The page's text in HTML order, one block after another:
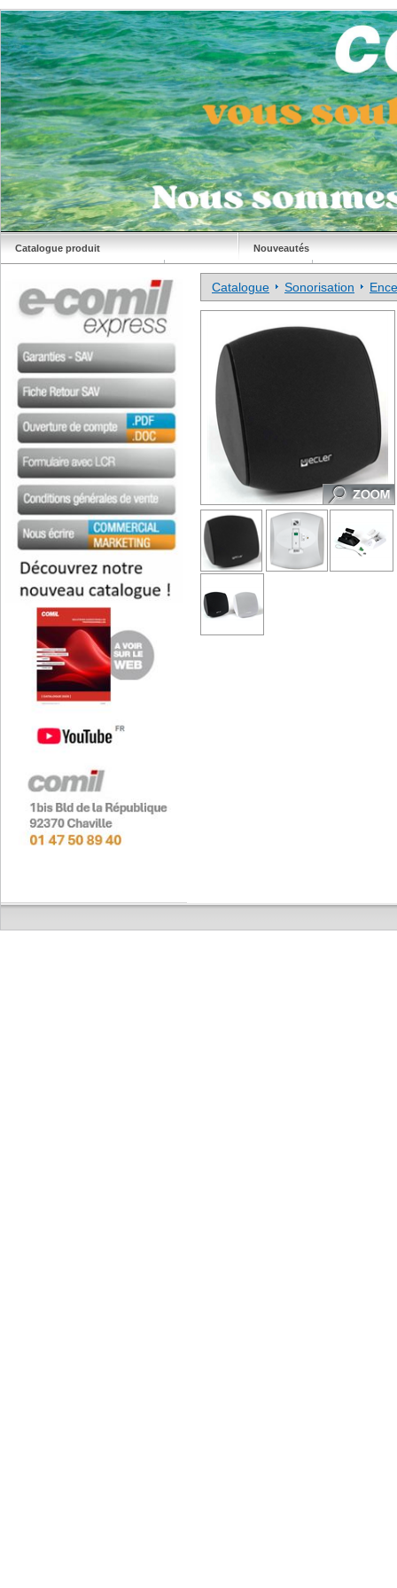
Catalogue produit Nouveautés
Site Comil
Catalogue Sonorisation